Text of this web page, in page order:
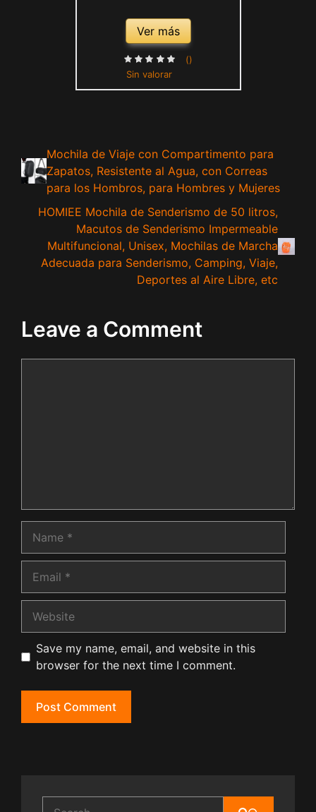
Ver más
Sin valorar
()
Mochila de Viaje con Compartimento para
Zapatos, Resistente al Agua, con Correas
para los Hombros, para Hombres y Mujeres
HOMIEE Mochila de Senderismo de 50 litros,
Macutos de Senderismo Impermeable
Multifuncional, Unisex, Mochilas de Marcha
Adecuada para Senderismo, Camping, Viaje,
Deportes al Aire Libre, etc
Leave a Comment
Save my name, email, and website in this
browser for the next time I comment.